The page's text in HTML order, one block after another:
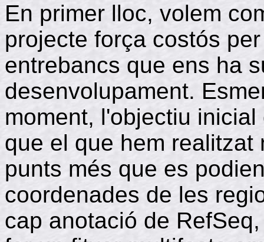
En primer lloc, volem
projecte força costós
entrebancs que ens ha
desenvolupament.
moment, l'objectiu
que el que hem
punts més que es
coordenades de les
cap anotació de